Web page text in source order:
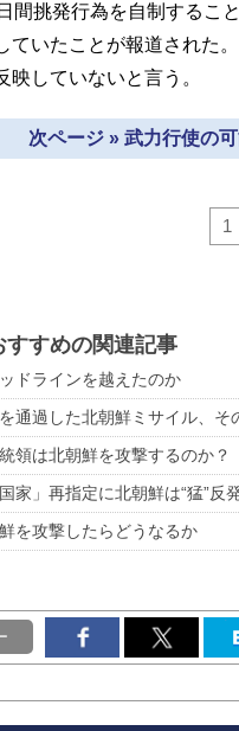
間挑発行為を自制するこ
ていたことが報道された
映していないと言う。
次ページ » 武力行使の
1
すすめの関連記事
ドラインを越えたのか
通過した北朝鮮ミサイル、そ
領は北朝鮮を攻撃するのか？
国家」再指定に北朝鮮は“猛”反
を攻撃したらどうなるか